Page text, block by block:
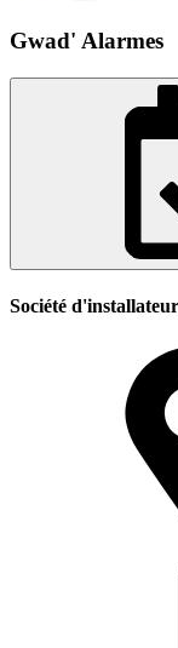
Gwad' Alarmes
Société